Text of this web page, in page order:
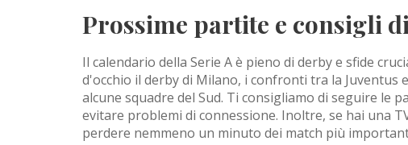
Prossime partite e consigli
Il calendario della Serie A è pieno di derby e sfide
d'occhio il derby di Milano, i confronti tra la Juventus
alcune squadre del Sud. Ti consigliamo di seguire
evitare problemi di connessione. Inoltre, se hai una
perdere nemmeno un minuto dei match più